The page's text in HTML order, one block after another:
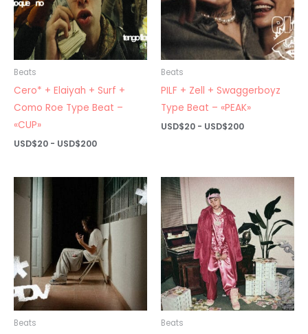
Beats
Cero* + Elaiyah + Surf +
Como Roe Type Beat –
«CUP»
USD$20 - USD$200Rango
desde
USD$20
hasta
USD$200
Beats
PILF + Zell + Swaggerboyz
Type Beat – «PEAK»
USD$20 - USD$200Rango
hasta
USD$200
Beats Beats